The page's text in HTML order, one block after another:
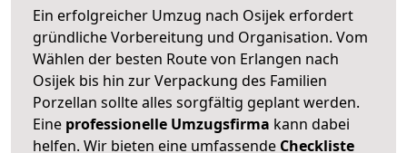
Ein erfolgreicher Umzug nach Osijek erfordert
gründliche Vorbereitung und Organisation. Vom
Wählen der besten Route von Erlangen nach
Osijek bis hin zur Verpackung des Familien
Porzellan sollte alles sorgfältig geplant werden.
Eine professionelle Umzugsfirma kann dabei
helfen. Wir bieten eine umfassende Checkliste